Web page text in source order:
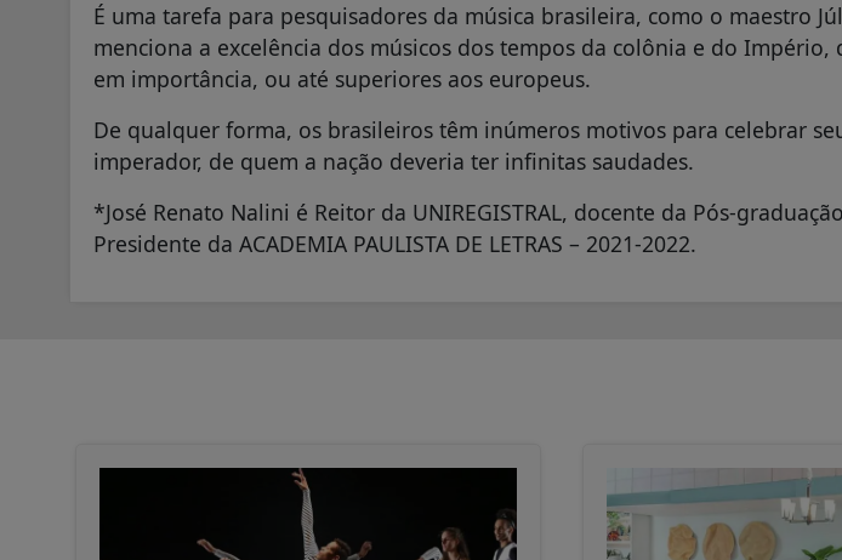
É uma tarefa para pesquisadores da música brasileira, como o maestro
menciona a excelência dos músicos dos tempos da colônia e do Império,
em importância, ou até superiores aos europeus.
De qualquer forma, os brasileiros têm inúmeros motivos para celebrar
imperador, de quem a nação deveria ter infinitas saudades.
*José Renato Nalini é Reitor da UNIREGISTRAL, docente da Pós-
Presidente da ACADEMIA PAULISTA DE LETRAS – 2021-2022.